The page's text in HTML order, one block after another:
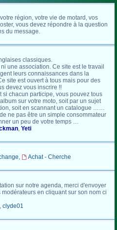
région, votre vie de motard, vos
vous devez répondre à la question
du message.
classiques.
une association. Ce site est le travail
leurs connaissances dans la
site est ouvert à tous mais pour des
devez vous inscrire !!
si chacun participe, vous pouvez tous
sur votre moto, soit par un sujet
soit en scannant un catalogue ……
ne pas être un simple consommateur
un peu de votre temps …
, Yeti
,
Achat - Cherche
sur notre agenda, merci d'envoyer
en cliquant sur son nom ci
, clyde01